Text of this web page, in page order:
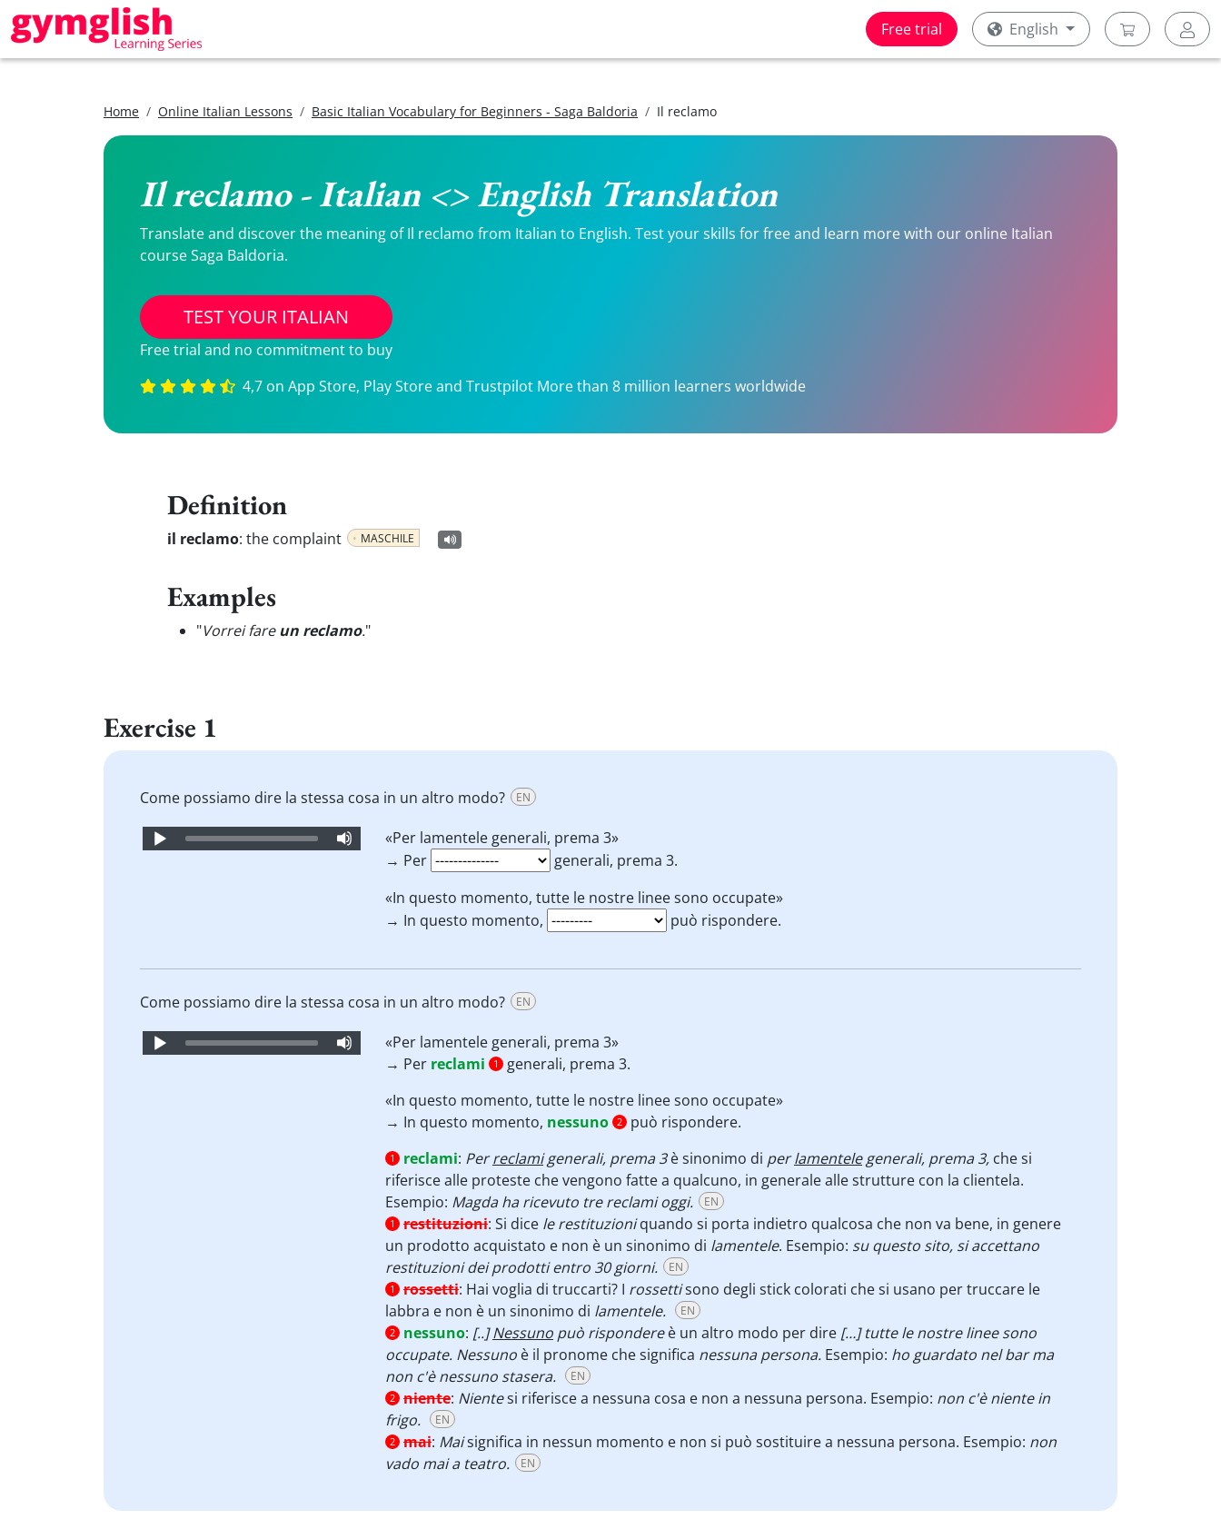
Free trial English
Home Online Italian Lessons Basic Italian Vocabulary for Beginners - Saga Baldoria Il reclamo
Il reclamo - Italian <> English Translation
Translate and discover the meaning of Il reclamo from Italian to English. Test your skills for free and learn more with our online Italian
course Saga Baldoria.
TEST YOUR ITALIAN
Free trial and no commitment to buy
4,7 on App Store, Play Store and Trustpilot More than 8 million learners worldwide
Definition
il reclamo: the complaint MASCHILE
Examples
"Vorrei fareun reclamo."
Exercise 1
Come possiamo dire la stessa cosa in un altro modo? EN
Audio
«Per lamentele generali, prema 3»
→ Per
generali, prema 3.
«In questo momento, tutte le nostre linee sono occupate»
→ In questo momento,
può rispondere.
Come possiamo dire la stessa cosa in un altro modo? EN
Audio
«Per lamentele generali, prema 3»
→ Per reclami 1
generali, prema 3.
«In questo momento, tutte le nostre linee sono occupate»
→ In questo momento, nessuno 2 può rispondere.
1 reclami: Perreclamigenerali, prema 3è sinonimo di perlamentelegenerali, prema 3, che si
riferisce alle proteste che vengono fatte a qualcuno, in generale alle strutture con la clientela.
Esempio: Magda ha ricevuto tre reclami oggi. EN
1 restituzioni: Si dice le restituzioniquando si porta indietro qualcosa che non va bene, in genere
un prodotto acquistato e non è un sinonimo di lamentele. Esempio: su questo sito, si accettano
restituzioni dei prodotti entro 30 giorni.
EN
1 rossetti: Hai voglia di truccarti? I rossettisono degli stick colorati che si usano per truccare le
labbra e non è un sinonimo di lamentele. EN
2 nessuno: [..]Nessuno può rispondereè un altro modo per dire […] tutte le nostre linee sono
occupate. Nessuno è il pronome che significa nessuna persona. Esempio: ho guardato nel bar ma
non c'è nessuno stasera.
EN
2 niente: Nientesi riferisce a nessuna cosa e non a nessuna persona. Esempio: non c'è niente in
frigo.
EN
2 mai: Maisignifica in nessun momento e non si può sostituire a nessuna persona. Esempio: non
vado mai a teatro.
EN